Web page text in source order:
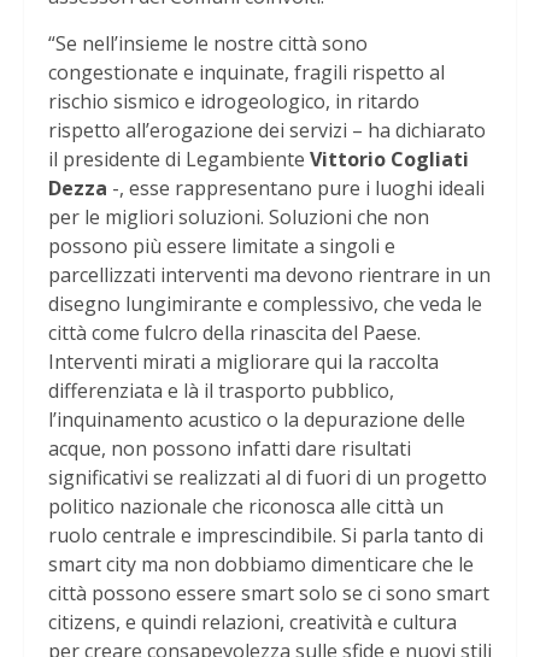
“Se nell’insieme le nostre città sono
congestionate e inquinate, fragili rispetto al
rischio sismico e idrogeologico, in ritardo
rispetto all’erogazione dei servizi – ha dichiarato
il presidente di Legambiente Vittorio Cogliati
Dezza -, esse rappresentano pure i luoghi ideali
per le migliori soluzioni. Soluzioni che non
possono più essere limitate a singoli e
parcellizzati interventi ma devono rientrare in un
disegno lungimirante e complessivo, che veda le
città come fulcro della rinascita del Paese.
Interventi mirati a migliorare qui la raccolta
differenziata e là il trasporto pubblico,
l’inquinamento acustico o la depurazione delle
acque, non possono infatti dare risultati
significativi se realizzati al di fuori di un progetto
politico nazionale che riconosca alle città un
ruolo centrale e imprescindibile. Si parla tanto di
smart city ma non dobbiamo dimenticare che le
città possono essere smart solo se ci sono smart
citizens, e quindi relazioni, creatività e cultura
per creare consapevolezza sulle sfide e nuovi stili